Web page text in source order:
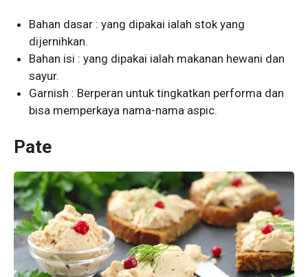
Bahan dasar : yang dipakai ialah stok yang
dijernihkan.
Bahan isi : yang dipakai ialah makanan hewani dan
sayur.
Garnish : Berperan untuk tingkatkan performa dan
bisa memperkaya nama-nama aspic.
Pate